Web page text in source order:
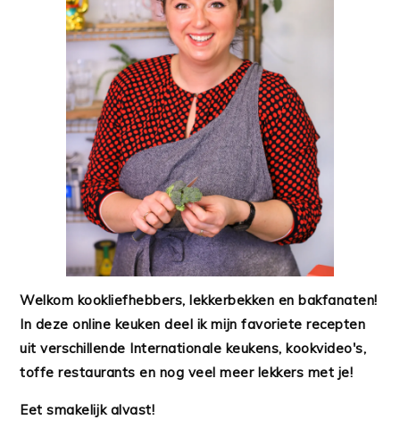
Welkom kookliefhebbers, lekkerbekken en bakfanaten!
In deze online keuken deel ik mijn favoriete recepten
uit verschillende Internationale keukens, kookvideo's,
toffe restaurants en nog veel meer lekkers met je!
Eet smakelijk alvast!